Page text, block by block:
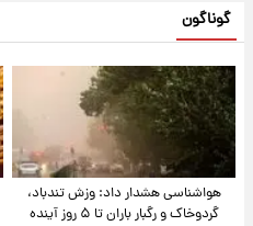
گوناگون
هواشناسی هشدار داد: وزش تندباد،
گردوخاک و رگبار باران تا ۵ روز آینده